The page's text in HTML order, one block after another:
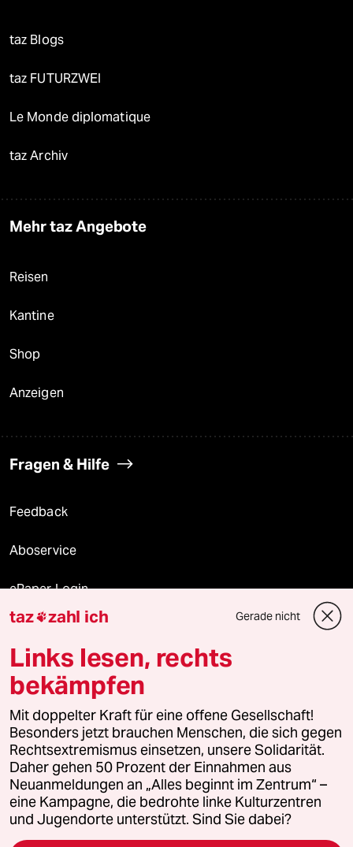
taz Blogs
taz FUTURZWEI
Le Monde diplomatique
taz Archiv
Mehr taz Angebote
Reisen
Kantine
Shop
Anzeigen
Fragen & Hilfe
Feedback
Aboservice
ePaper Login
Downloads für Abonnierende
© 2026 taz Verlags und Vertriebs GmbH
Alle Rechte vorbehalten. Bei rechtlichen Fragen oder für Genehmigungen
wenden Sie sich bitte an lizenzen@taz.de
Feedback Redaktionsstatut Kommune-Richtlinien
Leitlinie Informant Datenschutz Impressum AGB
taz zahl ich Gerade nicht
Links lesen, rechts
bekämpfen
Mit doppelter Kraft für eine offene Gesellschaft!
Besonders jetzt brauchen Menschen, die sich gegen
Rechtsextremismus einsetzen, unsere Solidarität.
Daher gehen 50 Prozent der Einnahmen aus
Neuanmeldungen an „Alles beginnt im Zentrum“ –
eine Kampagne, die bedrohte linke Kulturzentren
und Jugendorte unterstützt. Sind Sie dabei?